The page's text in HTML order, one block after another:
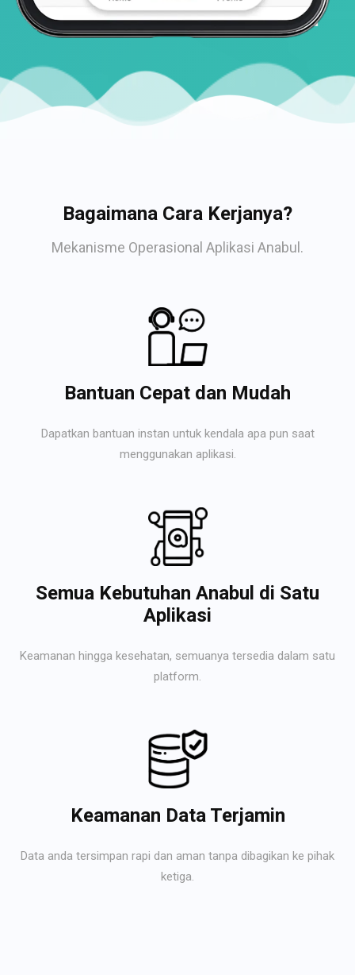
Bagaimana Cara Kerjanya?
Mekanisme Operasional Aplikasi Anabul.
Bantuan Cepat dan Mudah
Dapatkan bantuan instan untuk kendala apa pun saat
menggunakan aplikasi.
Semua Kebutuhan Anabul di Satu
Aplikasi
Keamanan hingga kesehatan, semuanya tersedia dalam satu
platform.
Keamanan Data Terjamin
Data anda tersimpan rapi dan aman tanpa dibagikan ke pihak
ketiga.